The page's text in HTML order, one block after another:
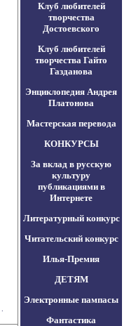
Клуб любителей
творчества
Достоевского
Клуб любителей
творчества Гайто
Газданова
Энциклопедия Андрея
Платонова
Мастерская перевода
КОНКУРСЫ
За вклад в русскую
культуру
публикациями в
Интернете
Литературный конкурс
Читательский конкурс
Илья-Премия
ДЕТЯМ
Электронные пампасы
Фантастика